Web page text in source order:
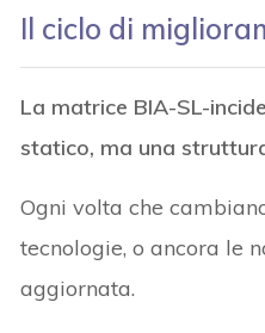
Il ciclo di
La matrice BIA-SL-
statico, ma una
Ogni volta che
tecnologie, o ancora le
aggiornata.